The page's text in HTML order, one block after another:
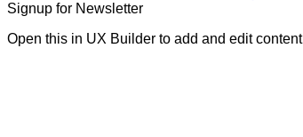
Signup for Newsletter
Open this in UX Builder to add and edit content